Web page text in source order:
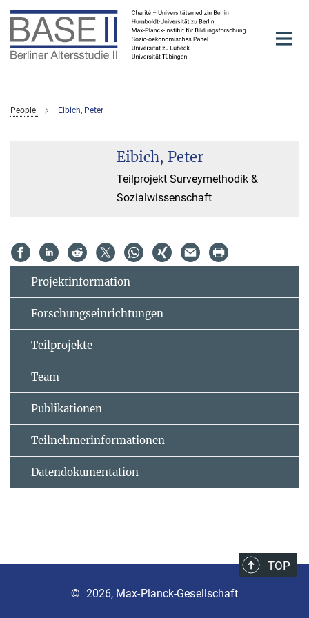
Hauptinhalt
People Eibich, Peter
Eibich, Peter
Teilprojekt Surveymethodik &
Sozialwissenschaft
Projektinformation
Forschungseinrichtungen
Teilprojekte
Team
Publikationen
Teilnehmerinformationen
Datendokumentation
TOP
© 2026, Max-Planck-Gesellschaft